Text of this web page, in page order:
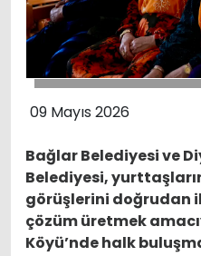
09 Mayıs 2026
Bağlar Belediyesi ve
Belediyesi,
görüşlerini doğrudan
çözüm üretmek
Köyü’nde halk